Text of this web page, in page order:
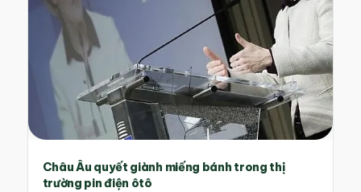
Châu Âu quyết giành miếng bánh trong thị
trường pin điện ôtô